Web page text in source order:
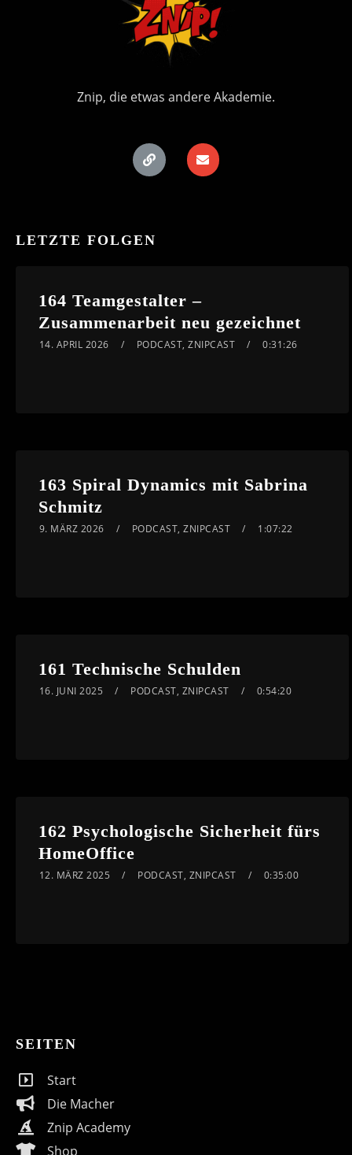
Znip, die etwas andere Akademie.
LETZTE FOLGEN
164 Teamgestalter –
Zusammenarbeit neu gezeichnet
14. APRIL 2026 PODCAST,ZNIPCAST 0:31:26
163 Spiral Dynamics mit Sabrina
Schmitz
9. MÄRZ 2026 PODCAST,ZNIPCAST 1:07:22
161 Technische Schulden
16. JUNI 2025 PODCAST, ZNIPCAST 0:54:20
162 Psychologische Sicherheit fürs
HomeOffice
12. MÄRZ 2025 PODCAST, ZNIPCAST 0:35:00
SEITEN
Start
Die Macher
Znip Academy
Shop